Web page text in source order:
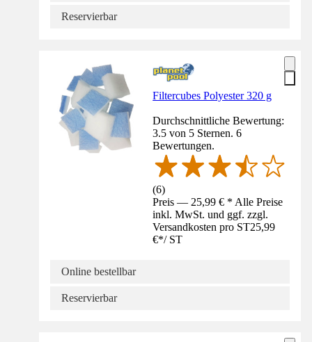
Reservierbar
Filtercubes Polyester 320 g
Durchschnittliche Bewertung:
3.5 von 5 Sternen. 6
Bewertungen.
(6)
Preis — 25,99 € * Alle Preise
inkl. MwSt. und ggf. zzgl.
Versandkosten pro ST25,99
€*/ ST
Online bestellbar
Reservierbar